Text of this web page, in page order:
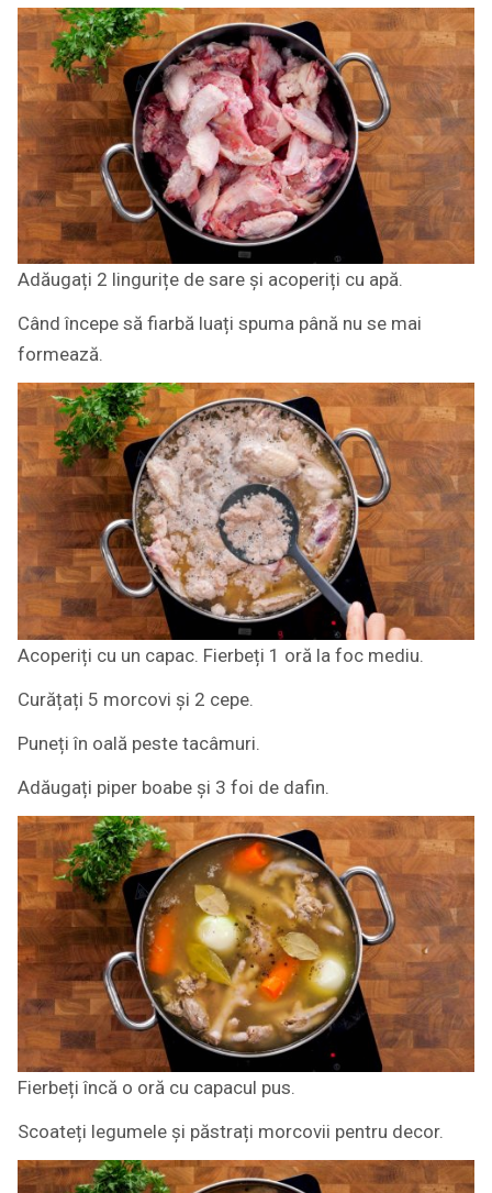
Adăugați 2 lingurițe de sare și acoperiți cu apă.
Când începe să fiarbă luați spuma până nu se mai
formează.
Acoperiți cu un capac. Fierbeți 1 oră la foc mediu.
Curățați 5 morcovi și 2 cepe.
Puneți în oală peste tacâmuri.
Adăugați piper boabe și 3 foi de dafin.
Fierbeți încă o oră cu capacul pus.
Scoateți legumele și păstrați morcovii pentru decor.